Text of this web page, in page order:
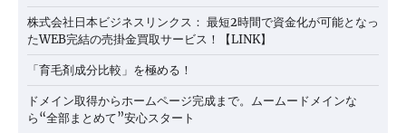
株式会社日本ビジネスリンクス： 最短2時間で資金化が可能となっ
たWEB完結の売掛金買取サービス！【LINK】
「育毛剤成分比較」を極める！
ドメイン取得からホームページ完成まで。ムームードメインな
ら“全部まとめて”安心スタート